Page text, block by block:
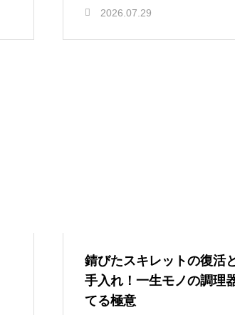
2026.07.29
錆びたスキレットの復活
手入れ！一生モノの調理
てる極意